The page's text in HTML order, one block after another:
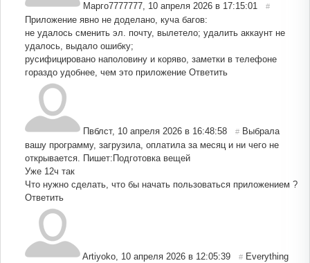
Марго7777777, 10 апреля 2026 в 17:15:01 #
Приложение явно не доделано, куча багов:
не удалось сменить эл. почту, вылетело; удалить аккаунт не
удалось, выдало ошибку;
русифицировано наполовину и коряво, заметки в телефоне
гораздо удобнее, чем это приложение Ответить
Пвблст, 10 апреля 2026 в 16:48:58 # Выбрала
вашу программу, загрузила, оплатила за месяц и ни чего не
открывается. Пишет:Подготовка вещей
Уже 12ч так
Что нужно сделать, что бы начать пользоваться приложением ?
Ответить
Artiyoko, 10 апреля 2026 в 12:05:39 # Everything